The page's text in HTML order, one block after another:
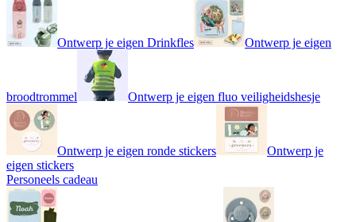
Ontwerp je eigen Drinkfles Ontwerp je eigen
broodtrommel Ontwerp je eigen fluo veiligheidshesje
Ontwerp je eigen ronde stickers
Ontwerp je
eigen stickers
Personeels cadeau